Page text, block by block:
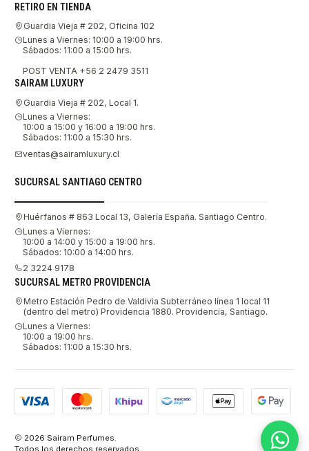
RETIRO EN TIENDA
Guardia Vieja # 202, Oficina 102
Lunes a Viernes: 10:00 a 19:00 hrs.
Sábados: 11:00 a 15:00 hrs.
POST VENTA +56 2 2479 3511
SAIRAM LUXURY
Guardia Vieja # 202, Local 1.
Lunes a Viernes:
10:00 a 15:00 y 16:00 a 19:00 hrs.
Sábados: 11:00 a 15:30 hrs.
ventas@sairamluxury.cl
SUCURSAL SANTIAGO CENTRO
Huérfanos # 863 Local 13, Galería España. Santiago Centro.
Lunes a Viernes:
10:00 a 14:00 y 15:00 a 19:00 hrs.
Sábados: 10:00 a 14:00 hrs.
2 3224 9178
SUCURSAL METRO PROVIDENCIA
Metro Estación Pedro de Valdivia Subterráneo línea 1 local 11
(dentro del metro) Providencia 1880. Providencia, Santiago.
Lunes a Viernes:
10:00 a 19:00 hrs.
Sábados: 11:00 a 15:30 hrs.
2026 Sairam Perfumes.
Todos los derechos reservados.